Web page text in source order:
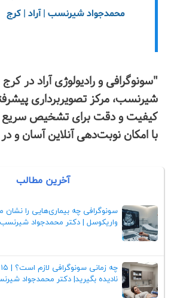
محمدجواد شیرنسب | آراد | کرج
"سونوگرافی و رادیولوژی آراد در
شیرنسب، مرکز تصویربرداری
کیفیت و دقت برای تشخیص سریع
با امکان نوبت‌دهی آنلاین آسان و
آخرین مطالب
سونوگرافی چه بیماری‌هایی را
واریکوسل | دکتر محمدجواد شیرنسب
نادیده بگیرید| دکتر محمدجواد